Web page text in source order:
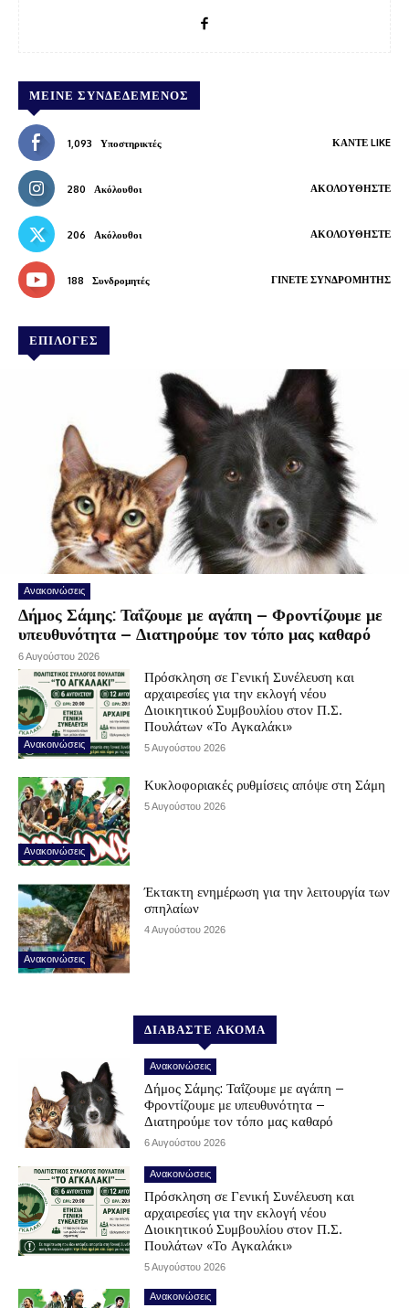
ΜΕΊΝΕ ΣΥΝΔΕΔΕΜΈΝΟΣ
1,093 Υποστηρικτές ΚΆΝΤΕ LIKE
280 Ακόλουθοι ΑΚΟΛΟΥΘΉΣΤΕ
206 Ακόλουθοι ΑΚΟΛΟΥΘΉΣΤΕ
188 Συνδρομητές ΓΊΝΕΤΕ ΣΥΝΔΡΟΜΗΤΉΣ
ΕΠΙΛΟΓΕΣ
Ανακοινώσεις
Δήμος Σάμης: Ταΐζουμε με αγάπη – Φροντίζουμε με
υπευθυνότητα – Διατηρούμε τον τόπο μας καθαρό
6 Αυγούστου 2026
Ανακοινώσεις
Πρόσκληση σε Γενική Συνέλευση και
αρχαιρεσίες για την εκλογή νέου
Διοικητικού Συμβουλίου στον Π.Σ.
Πουλάτων «Το Αγκαλάκι»
5 Αυγούστου 2026
Ανακοινώσεις
Κυκλοφοριακές ρυθμίσεις απόψε στη Σάμη
5 Αυγούστου 2026
Ανακοινώσεις
Έκτακτη ενημέρωση για την λειτουργία των
σπηλαίων
4 Αυγούστου 2026
ΔΙΑΒΑΣΤΕ ΑΚΟΜΑ
Ανακοινώσεις
Δήμος Σάμης: Ταΐζουμε με αγάπη –
Φροντίζουμε με υπευθυνότητα –
Διατηρούμε τον τόπο μας καθαρό
6 Αυγούστου 2026
Ανακοινώσεις
Πρόσκληση σε Γενική Συνέλευση και
αρχαιρεσίες για την εκλογή νέου
Διοικητικού Συμβουλίου στον Π.Σ.
Πουλάτων «Το Αγκαλάκι»
5 Αυγούστου 2026
Ανακοινώσεις